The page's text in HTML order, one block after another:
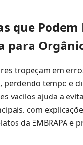
que
para
tropeçam em
perdendo tempo e
vacilos ajuda a
com
da EMBRAPA e